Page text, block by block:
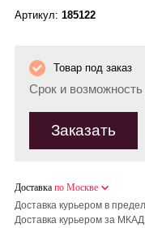
Артикул: 185122
Товар под заказ
Срок и возможность
Заказать
Доставка по Москве
Доставка курьером в
Доставка курьером за